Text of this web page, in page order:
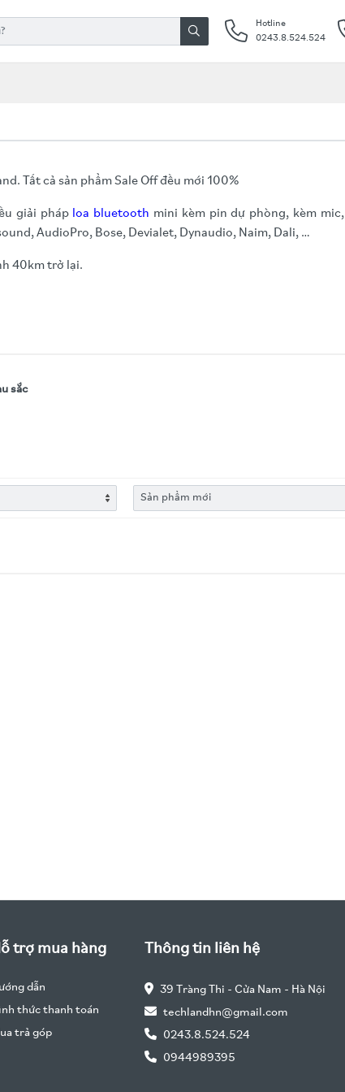
Hotline
0243.8.524.524
Tất cả sản phẩm Sale Off đều mới 100%
giải pháp loa bluetooth mini kèm pin dự phòng, kèm mic,
AudioPro, Bose, Devialet, Dynaudio, Naim, Dali, …
40km trở lại.
sắc
trợ mua hàng
dẫn
thức thanh toán
trả góp
Thông tin liên hệ
39 Tràng Thi - Cửa Nam - Hà Nội
techlandhn@gmail.com
0243.8.524.524
0944989395